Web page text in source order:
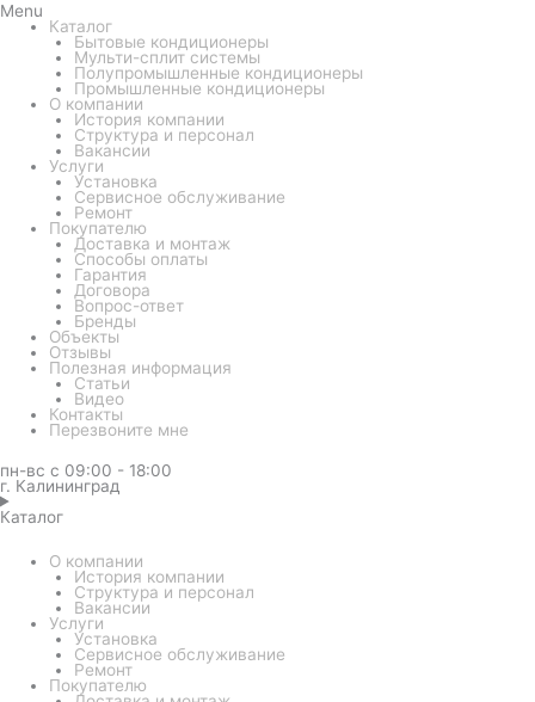
Menu
Каталог
Бытовые кондиционеры
Мульти-сплит системы
Полупромышленные кондиционеры
Промышленные кондиционеры
О компании
История компании
Структура и персонал
Вакансии
Услуги
Установка
Сервисное обслуживание
Ремонт
Покупателю
Доставка и монтаж
Способы оплаты
Гарантия
Договора
Вопрос-ответ
Бренды
Объекты
Отзывы
Полезная информация
Статьи
Видео
Контакты
Перезвоните мне
пн-вс с 09:00 - 18:00
г. Калининград
Каталог
О компании
История компании
Структура и персонал
Вакансии
Услуги
Установка
Сервисное обслуживание
Ремонт
Покупателю